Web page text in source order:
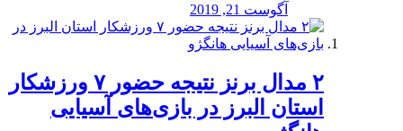
آگوست 21, 2019
۲ مدال برنز نتیجه حضور ۷ ورزشکار
استان البرز در بازی‌های آسیایی